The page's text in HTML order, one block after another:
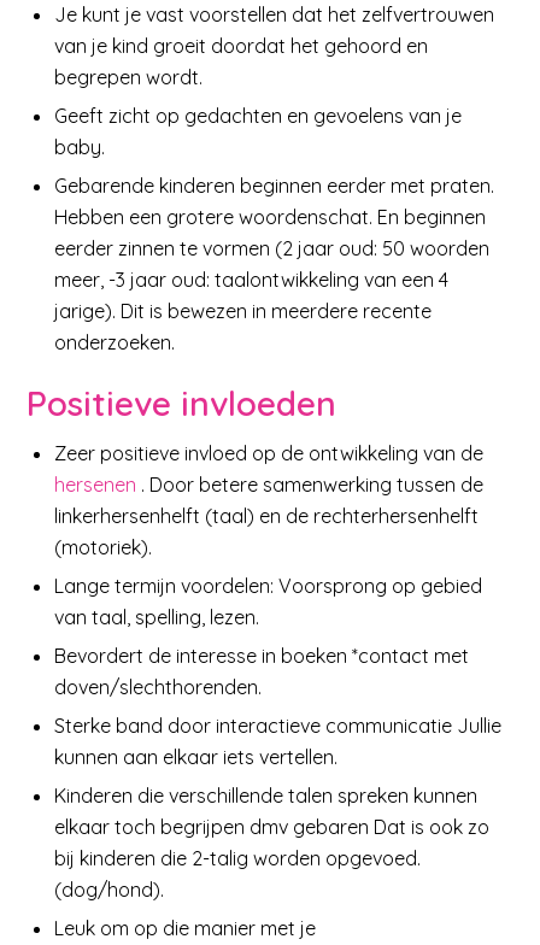
Je kunt je vast voorstellen dat het zelfvertrouwen
van je kind groeit doordat het gehoord en
begrepen wordt.
Geeft zicht op gedachten en gevoelens van je
baby.
Gebarende kinderen beginnen eerder met praten.
Hebben een grotere woordenschat. En beginnen
eerder zinnen te vormen (2 jaar oud: 50 woorden
meer, -3 jaar oud: taalontwikkeling van een 4
jarige). Dit is bewezen in meerdere recente
onderzoeken.
Positieve invloeden
Zeer positieve invloed op de ontwikkeling van de
hersenen . Door betere samenwerking tussen de
linkerhersenhelft (taal) en de rechterhersenhelft
(motoriek).
Lange termijn voordelen: Voorsprong op gebied
van taal, spelling, lezen.
Bevordert de interesse in boeken *contact met
doven/slechthorenden.
Sterke band door interactieve communicatie Jullie
kunnen aan elkaar iets vertellen.
Kinderen die verschillende talen spreken kunnen
elkaar toch begrijpen dmv gebaren Dat is ook zo
bij kinderen die 2-talig worden opgevoed.
(dog/hond).
Leuk om op die manier met je